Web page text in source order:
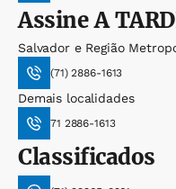
AssineA
Salvador e Região
(71) 2886-1613
Demais localidades
71 2886-1613
Classificados